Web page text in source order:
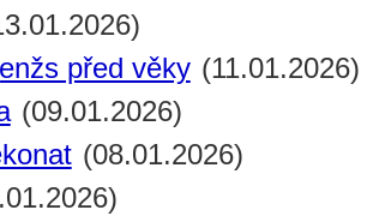
před věky (11.01.2026)
(09.01.2026)
(08.01.2026)